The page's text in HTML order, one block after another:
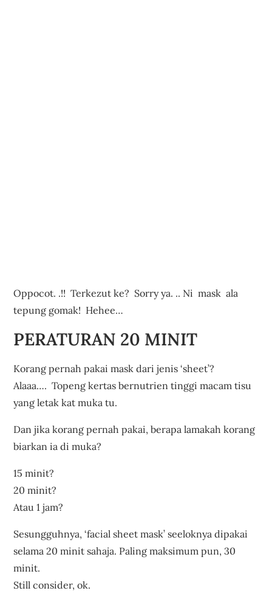
Oppocot. .!! Terkezut ke? Sorry ya. .. Ni mask ala
tepung gomak! Hehee…
PERATURAN 20 MINIT
Korang pernah pakai mask dari jenis ‘sheet’?
Alaaa…. Topeng kertas bernutrien tinggi macam tisu
yang letak kat muka tu.
Dan jika korang pernah pakai, berapa lamakah korang
biarkan ia di muka?
15 minit?
20 minit?
Atau 1 jam?
Sesungguhnya, ‘facial sheet mask’ seeloknya dipakai
selama 20 minit sahaja. Paling maksimum pun, 30
minit.
Still consider, ok.